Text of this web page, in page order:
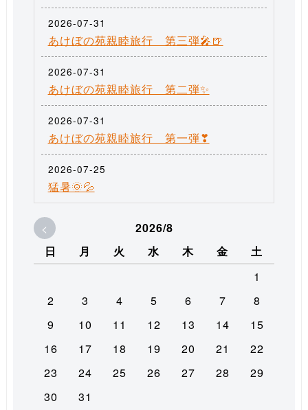
2026-07-31
あけぼの苑親睦旅行 第三弾🎤🍺
2026-07-31
あけぼの苑親睦旅行 第二弾✨
2026-07-31
あけぼの苑親睦旅行 第一弾❣
2026-07-25
猛暑🌞💦
<
2026/8
日
月 火 水 木 金
土
1
2
3 4 5 6 7
8
9
10 11 12 13 14
15
16
17 18 19 20 21
22
23
24 25 26 27 28
29
30
31